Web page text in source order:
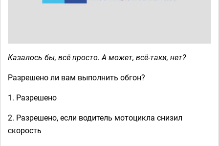
Казалось бы, всё просто. А может, всё-таки, нет?
Разрешено ли вам выполнить обгон?
1. Разрешено
2. Разрешено, если водитель мотоцикла снизил
скорость